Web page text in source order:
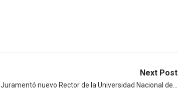
Next Post
Juramentó nuevo Rector de la Universidad Nacional de…